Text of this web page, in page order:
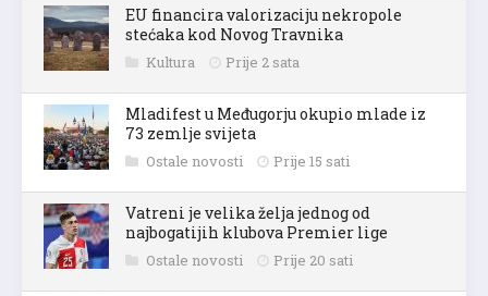
EU financira valorizaciju nekropole
stećaka kod Novog Travnika
Kultura Prije 2 sata
Mladifest u Međugorju okupio mlade iz
73 zemlje svijeta
Ostale novosti Prije 15 sati
Vatreni je velika želja jednog od
najbogatijih klubova Premier lige
Ostale novosti Prije 20 sati